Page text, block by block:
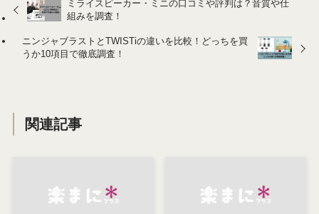
ミライスピーカー・ミニの口コミや評判は？音質や仕
組みを調査！
ニンジャブラストとTWISTiの違いを比較！どっちを買
うか10項目で徹底調査！
関連記事